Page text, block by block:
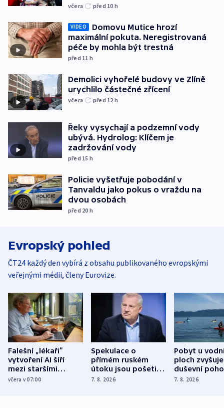
včera před 10 h
VIDEO
Domovu Mutice hrozí
maximální pokuta. Neregistrovaná
péče by mohla být trestná
před 11 h
Demolici vyhořelé budovy ve Zlíně
urychlilo částečné zřícení
včera před 12 h
Řeky vysychají a podzemní vody
ubývá. Hydrolog: Klíčem je
zadržování vody
před 15 h
Policie vyšetřuje pobodání v
Tanvaldu jako pokus o vraždu na
dvou osobách
před 20 h
Evropský pohled
ČT24 každý den vybírá z obsahu publikovaného evropskými
veřejnými médii, členy Eurovize.
Falešní „lékaři“
vytvoření AI šíří
mezi staršími
Poláky nebezpečné
včera v 07:00
Spekulace o
přímém ruském
útoku jsou pošetilé,
míní estonský
7. 8. 2026
Pobyt u
ploch zvyšuje
duševní
ukázala
7. 8. 2026